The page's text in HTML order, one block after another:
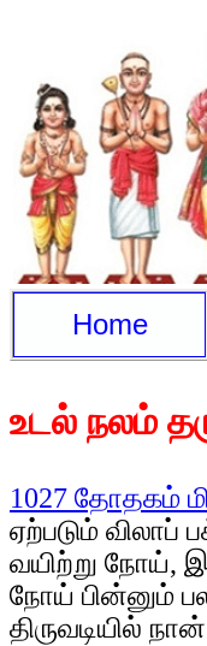
Home
உடல் நலம்
1027 தோதகம்
ஏற்படும் விலாப்
வயிற்று நோய்,
நோய் பின்னும்
திருவடியில்